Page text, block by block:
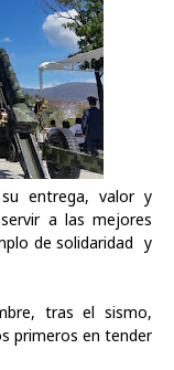
entrega, valor y
a las mejores
de solidaridad y
tras el sismo,
primeros en tender